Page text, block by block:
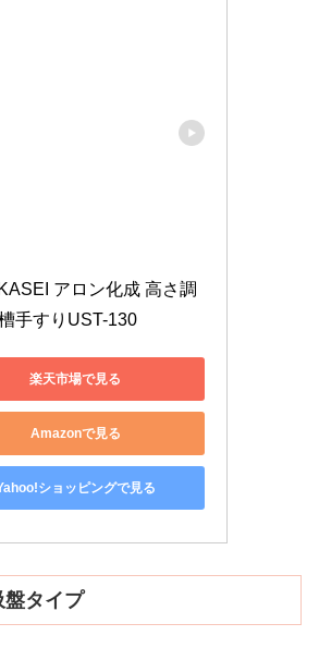
アロン化成 高さ調
手すりUST-130
楽天市場で見る
Amazonで見る
ショッピングで見る
タイプ